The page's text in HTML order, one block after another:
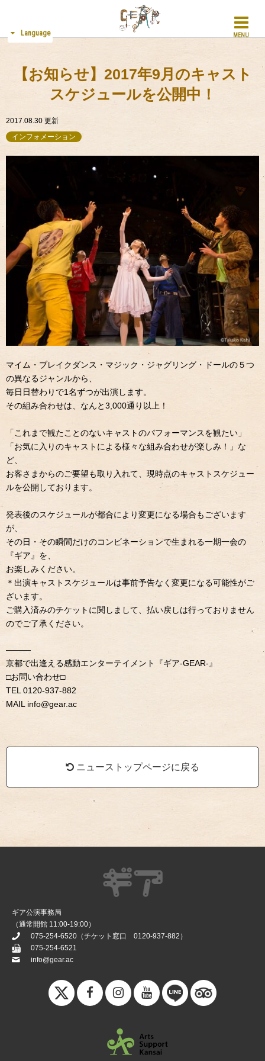
MENU
Language
【お知らせ】2017年9月のキャスト
スケジュールを公開中！
2017.08.30 更新
インフォメーション
マイム・ブレイクダンス・マジック・ジャグリング・ドールの５つ
の異なるジャンルから、
毎日日替わりで1名ずつが出演します。
その組み合わせは、なんと3,000通り以上！
「これまで観たことのないキャストのパフォーマンスを観たい」
「お気に入りのキャストによる様々な組み合わせが楽しみ！」な
ど、
お客さまからのご要望も取り入れて、現時点のキャストスケジュー
ルを公開しております。
発表後のスケジュールが都合により変更になる場合もございます
が、
その日・その瞬間だけのコンビネーションで生まれる一期一会の
『ギア』を、
お楽しみください。
＊出演キャストスケジュールは事前予告なく変更になる可能性がご
ざいます。
ご購入済みのチケットに関しまして、払い戻しは行っておりません
のでご了承ください。
———
京都で出逢える感動エンターテイメント『ギア-GEAR-』
□お問い合わせ□
TEL 0120-937-882
MAIL info@gear.ac
ニューストップページに戻る
ギア公演事務局
（通常開館 11:00-19:00）
075-254-6520 （チケット窓口 0120-937-882 ）
075-254-6521
info@gear.ac